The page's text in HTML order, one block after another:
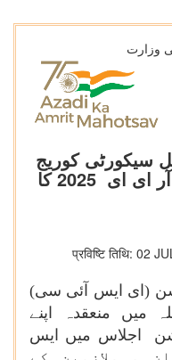
وزارت
کوریج
کو بڑھانے کے لیے ایس پی آر ای ای 2025 کا
प्रविष्टि तिथि: 02
(ای ایس آئی سی)
منعقدہ اپنے
اجلاس میں ایس